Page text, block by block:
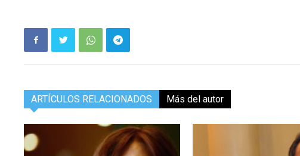
ARTÍCULOS RELACIONADOS Más del autor